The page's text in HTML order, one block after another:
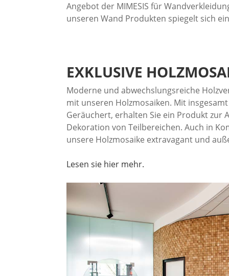
Angebot der MIMESIS für
unseren Wand Produkten spiegelt sich
EXKLUSIVE
Moderne und abwechslungsreiche
mit unseren Holzmosaiken. Mit
Geräuchert, erhalten Sie ein Produkt
Dekoration von Teilbereichen. Auch in
unsere Holzmosaike extravagant und
Lesen sie hier mehr.